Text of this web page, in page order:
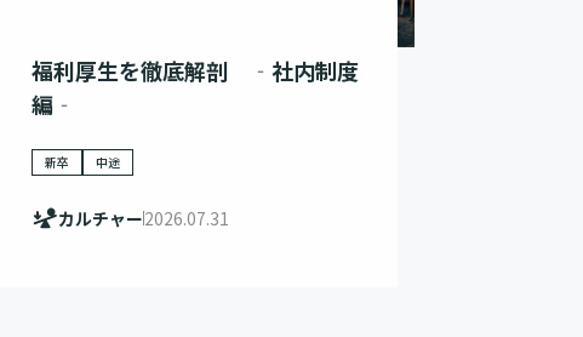
福利厚生を徹底解剖 ‐社内制度
編‐
新卒 中途
カルチャー2026.07.31